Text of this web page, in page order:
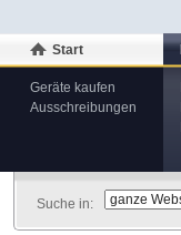
Start
Geräte kaufen
Ausschreibungen
Suche in: